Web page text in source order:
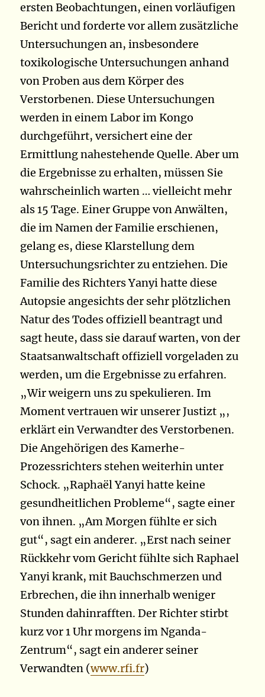
ersten Beobachtungen, einen vorläufigen
Bericht und forderte vor allem zusätzliche
Untersuchungen an, insbesondere
toxikologische Untersuchungen anhand
von Proben aus dem Körper des
Verstorbenen. Diese Untersuchungen
werden in einem Labor im Kongo
durchgeführt, versichert eine der
Ermittlung nahestehende Quelle. Aber um
die Ergebnisse zu erhalten, müssen Sie
wahrscheinlich warten … vielleicht mehr
als 15 Tage. Einer Gruppe von Anwälten,
die im Namen der Familie erschienen,
gelang es, diese Klarstellung dem
Untersuchungsrichter zu entziehen. Die
Familie des Richters Yanyi hatte diese
Autopsie angesichts der sehr plötzlichen
Natur des Todes offiziell beantragt und
sagt heute, dass sie darauf warten, von der
Staatsanwaltschaft offiziell vorgeladen zu
werden, um die Ergebnisse zu erfahren.
„Wir weigern uns zu spekulieren. Im
Moment vertrauen wir unserer Justizt „,
erklärt ein Verwandter des Verstorbenen.
Die Angehörigen des Kamerhe-
Prozessrichters stehen weiterhin unter
Schock. „Raphaël Yanyi hatte keine
gesundheitlichen Probleme“, sagte einer
von ihnen. „Am Morgen fühlte er sich
gut“, sagt ein anderer. „Erst nach seiner
Rückkehr vom Gericht fühlte sich Raphael
Yanyi krank, mit Bauchschmerzen und
Erbrechen, die ihn innerhalb weniger
Stunden dahinrafften. Der Richter stirbt
kurz vor 1 Uhr morgens im Nganda-
Zentrum“, sagt ein anderer seiner
Verwandten (www.rfi.fr)